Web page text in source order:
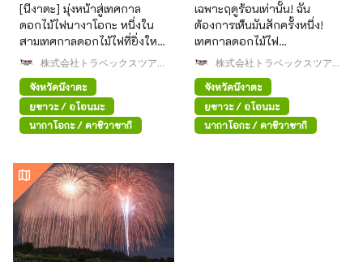
[นีงาตะ] มุ่งหน้าสู่เทศกาล
ดอกไม้ไฟนางาโอกะ หนึ่งใน
สามเทศกาลดอกไม้ไฟที่ยิ่งใหญ่
ที่สุดของประเทศญี่ปุ่น! แผน
2 วัน♪
株式会社トラベックスツアー
จังหวัดนีงาตะ
ยูซาวะ / อุโอนุมะ
นากาโอกะ / คาชิวาซากิ
เฉพาะฤดูร้อนเท่านั้น! ฉัน
ต้องการเห็นมันสักครั้งหนึ่ง!
เทศกาลดอกไม้ไฟ
Kashiwazaki ซึ่งเป็นหนึ่งใน
ยิ่งใหญ่ที่สุดของเอจิโกะ มีการ
แสดงดอกไม้ไฟที่สวยงาม
ตระการตากว่า 15,000 นัด
เหนือท้องทะเล
株式会社トラベックスツアー
จังหวัดนีงาตะ
ยูซาวะ / อุโอนุมะ
นากาโอกะ / คาชิวาซากิ